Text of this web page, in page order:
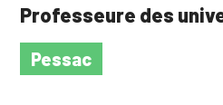
Professeure des
Pessac